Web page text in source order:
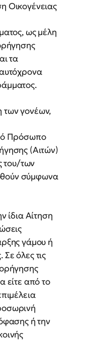
Οικογένειας
ως μέλη
τα
γονέων,
Πρόσωπο
(Αιτών)
του/των
σύμφωνα
ίδια Αίτηση
γάμου ή
όλες τις
είτε από το
ή την